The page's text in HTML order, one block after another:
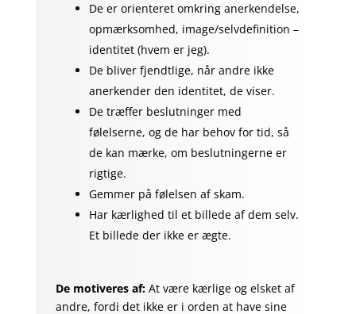
De er orienteret omkring anerkendelse,
opmærksomhed, image/selvdefinition –
identitet (hvem er jeg).
De bliver fjendtlige, når andre ikke
anerkender den identitet, de viser.
De træffer beslutninger med
følelserne, og de har behov for tid, så
de kan mærke, om beslutningerne er
rigtige.
Gemmer på følelsen af skam.
Har kærlighed til et billede af dem selv.
Et billede der ikke er ægte.
De motiveres af:At være kærlige og elsket af
andre, fordi det ikke er i orden at have sine